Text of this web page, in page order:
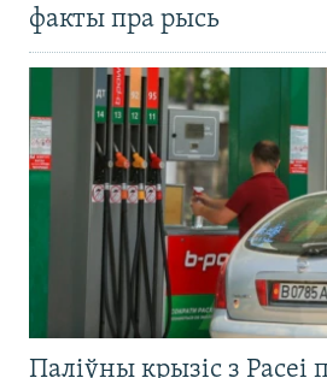
факты пра рысь
Паліўны крызіс з Расеі